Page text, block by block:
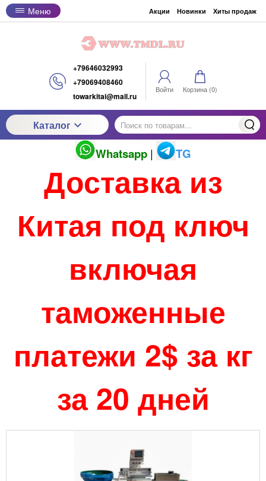
Меню Акции Новинки Хиты продаж
+79646032993
+79069408460
towarkitai@mail.ru
Войти Корзина (0)
Каталог
Whatsapp | TG
Доставка из
Китая под ключ
включая
таможенные
платежи 2$ за кг
за 20 дней